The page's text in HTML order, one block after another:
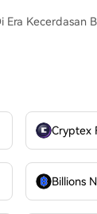
Era Kecerdasan